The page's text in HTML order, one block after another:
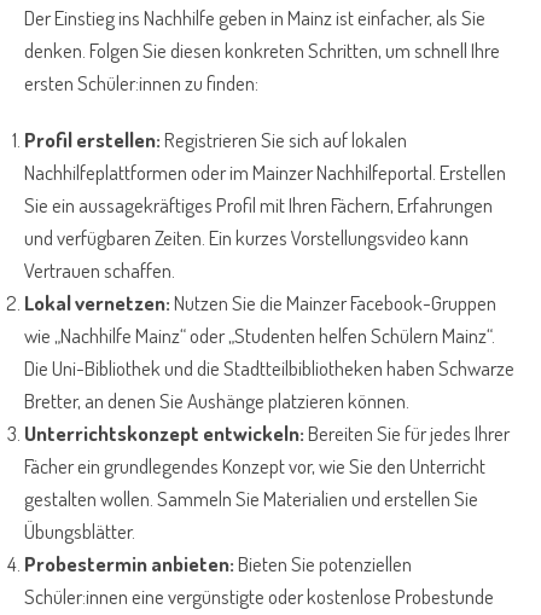
Der Einstieg ins Nachhilfe geben in Mainz ist einfacher, als Sie
denken. Folgen Sie diesen konkreten Schritten, um schnell Ihre
ersten Schüler:innen zu finden:
Profil erstellen:Registrieren Sie sich auf lokalen
Nachhilfeplattformen oder im Mainzer Nachhilfeportal. Erstellen
Sie ein aussagekräftiges Profil mit Ihren Fächern, Erfahrungen
und verfügbaren Zeiten. Ein kurzes Vorstellungsvideo kann
Vertrauen schaffen.
Lokal vernetzen:Nutzen Sie die Mainzer Facebook-Gruppen
wie „Nachhilfe Mainz“ oder „Studenten helfen Schülern Mainz“.
Die Uni-Bibliothek und die Stadtteilbibliotheken haben Schwarze
Bretter, an denen Sie Aushänge platzieren können.
Unterrichtskonzept entwickeln:Bereiten Sie für jedes Ihrer
Fächer ein grundlegendes Konzept vor, wie Sie den Unterricht
gestalten wollen. Sammeln Sie Materialien und erstellen Sie
Übungsblätter.
Probestermin anbieten:Bieten Sie potenziellen
Schüler:innen eine vergünstigte oder kostenlose Probestunde